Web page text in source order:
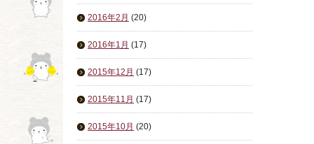
2016年2月 (20)
2016年1月 (17)
2015年12月 (17)
2015年11月 (17)
2015年10月 (20)